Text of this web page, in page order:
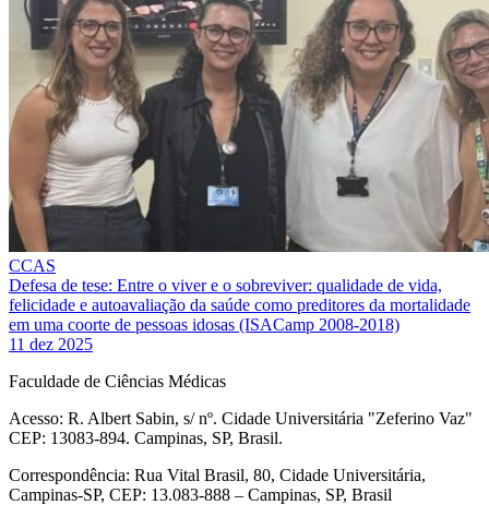
CCAS
Defesa de tese: Entre o viver e o sobreviver: qualidade de vida,
felicidade e autoavaliação da saúde como preditores da mortalidade
em uma coorte de pessoas idosas (ISACamp 2008-2018)
11 dez 2025
Faculdade de Ciências Médicas
Acesso: R. Albert Sabin, s/ nº. Cidade Universitária "Zeferino Vaz"
CEP: 13083-894. Campinas, SP, Brasil.
Correspondência: Rua Vital Brasil, 80, Cidade Universitária,
Campinas-SP, CEP: 13.083-888 – Campinas, SP, Brasil